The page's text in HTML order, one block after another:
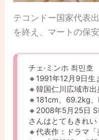
テコンドー国家代表
を終え、マートの保
チェ·ミンホ 최민호
🔸1991年12月9日生
🔸韓国仁川広域市出
🔸181cm、69.2kg
🔸2008年5月25日
さんはとてもきれ
🔸代表作：ドラマ